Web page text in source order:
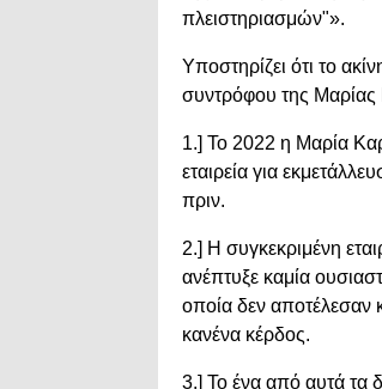
πλειστηριασμών"».
Υποστηρίζει ότι το
συντρόφου της Μαρίας
1.] Το 2022 η Μαρία
εταιρεία για
πριν.
2.] Η συγκεκριμένη
ανέπτυξε καμία
οποία δεν αποτέλεσαν
κανένα κέρδος.
3.] Το ένα από αυτά τα